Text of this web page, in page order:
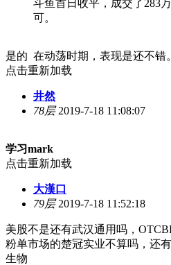
斗鱼首日收平，成交了283
可。
是的 在动荡时期，表现是还不错。
点击重新加载
井然
78层2019-7-18 11:08:07
学习mark
点击重新加载
大漢口
79层2019-7-18 11:52:18
美股不是还有武汉通用吗，
粉单市场的楚冠实业不算吗，还
生物